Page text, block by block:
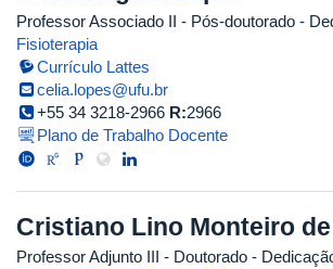
Professor Associado II - Pós-doutorado -
Fisioterapia
Currículo Lattes
celia.lopes@ufu.br
+55 34 3218-2966 R:2966
Plano de Trabalho Docente
Cristiano Lino Monteiro
Professor Adjunto III - Doutorado -